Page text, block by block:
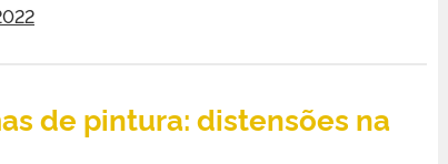
de pintura: distensões na